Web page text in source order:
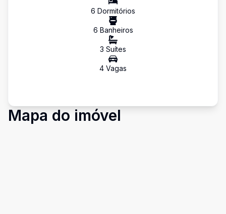
6 Dormitórios
6 Banheiros
3 Suítes
4 Vagas
Mapa do imóvel